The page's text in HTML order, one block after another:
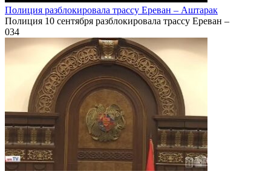
Полиция разблокировала трассу Ереван – Аштарак
Полиция 10 сентября разблокировала трассу Ереван –
034